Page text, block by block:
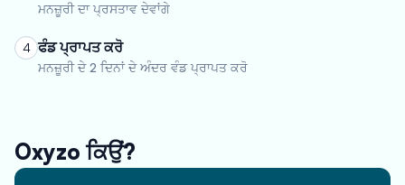
ਮਨਜ਼ੂਰੀ ਦਾ ਪ੍ਰਸਤਾਵ ਦੇਵਾਂਗੇ
4 ਫੰਡ ਪ੍ਰਾਪਤ ਕਰੋ
ਮਨਜ਼ੂਰੀ ਦੇ 2 ਦਿਨਾਂ ਦੇ ਅੰਦਰ ਵੰਡ ਪ੍ਰਾਪਤ ਕਰੋ
Oxyzo ਕਿਉਂ?